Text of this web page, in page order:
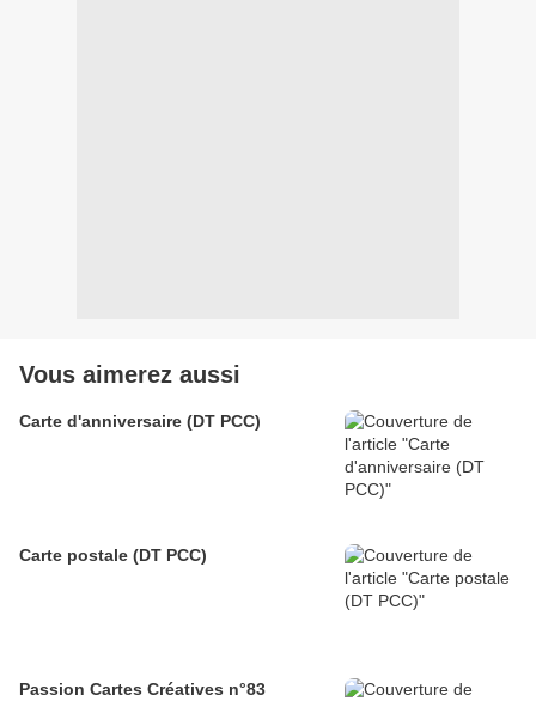
Vous aimerez aussi
Carte d'anniversaire (DT PCC)
Carte postale (DT PCC)
Passion Cartes Créatives n°83